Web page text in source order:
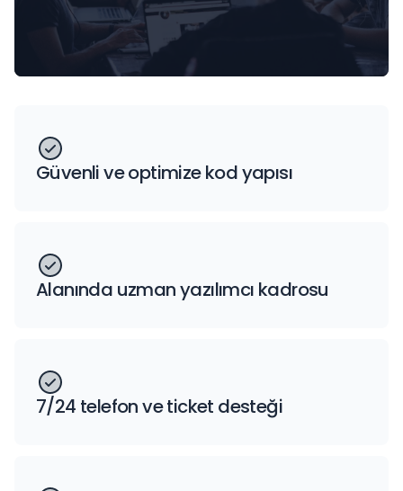
Güvenli ve optimize kod yapısı
Alanında uzman yazılımcı kadrosu
7/24 telefon ve ticket desteği